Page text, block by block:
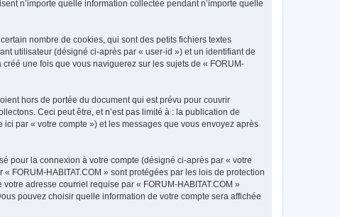
n’importe quelle information collectée pendant n’importe quelle
nombre de cookies, qui sont des petits fichiers textes
utilisateur (désigné ci-après par « user-id ») et un identifiant de
une fois que vous naviguerez sur les sujets de « FORUM-
hors de portée du document qui est prévu pour couvrir
Ceci peut être, et n’est pas limité à : la publication de
par « votre compte ») et les messages que vous envoyez après
pour la connexion à votre compte (désigné ci-après par « votre
FORUM-HABITAT.COM » sont protégées par les lois de protection
adresse courriel requise par « FORUM-HABITAT.COM »
pouvez choisir quelle information de votre compte sera affichée